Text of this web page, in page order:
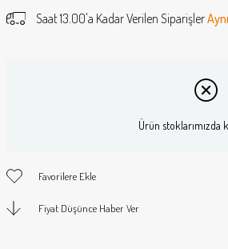
Saat 13.00'a Kadar Verilen Siparişler
Ürün stoklarımızda
Favorilere Ekle
Fiyat Düşünce Haber Ver